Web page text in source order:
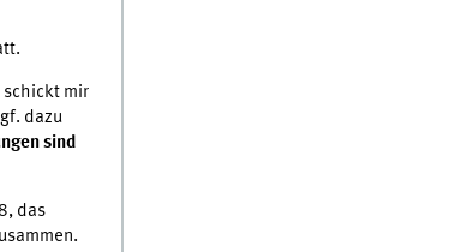
schickt mir
dazu
sind
das